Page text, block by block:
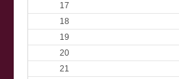
17
18
19
20
21